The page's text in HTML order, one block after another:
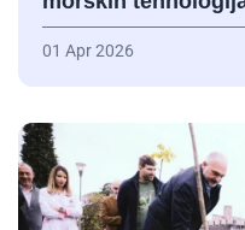
01 Apr 2026